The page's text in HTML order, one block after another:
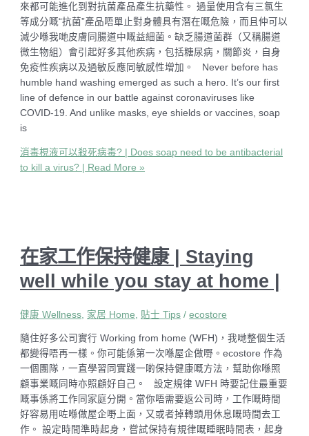
來都可能進化到對抗菌產品產生抗藥性。 過量使用含有三氯生
等成分嘅“抗菌”產品唔單止對身體具有潛在嘅危險，而且仲可以
減少喺我哋皮膚同腸道中嘅益細菌。缺乏腸道菌群（又稱腸道
微生物組）會引起好多其他疾病，包括糖尿病，關節炎，自身
免疫性疾病以及過敏反應同敏感性增加。 Never before has
humble hand washing emerged as such a hero. It’s our first
line of defence in our battle against coronaviruses like
COVID-19. And unlike masks, eye shields or vaccines, soap
is
消毒梘液可以殺死病毒? | Does soap need to be antibacterial
to kill a virus? |
Read More »
在家工作保持健康 | Staying
well while you stay at home |
健康 Wellness, 家居 Home, 貼士 Tips /ecostore
隨住好多公司實行 Working from home (WFH)，我哋整個生活
都變得唔再一樣。你可能係第一次喺屋企做嘢。ecostore 作為
一個團隊，一直學習同實踐一啲保持健康嘅方法，幫助你喺照
顧事業嘅同時亦照顧好自己。 設定規律 WFH 時要記住最重要
嘅事係將工作同家庭分開。當你唔需要返公司時，工作嘅時間
好容易用咗喺做屋企嘢上面，又或者掉轉頭用休息嘅時間去工
作。 設定時間準時起身，嘗試保持有規律嘅睡眠時間表，起身